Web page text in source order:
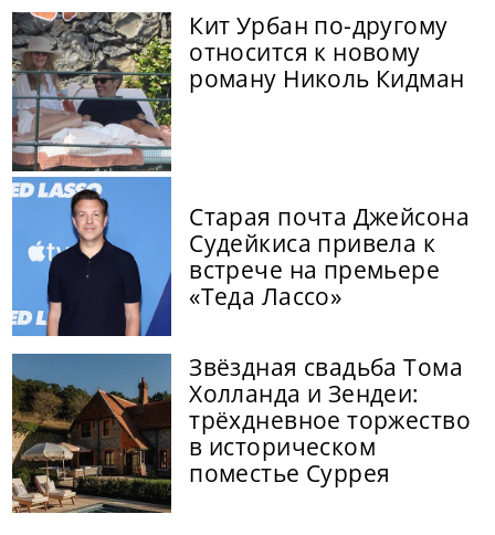
Кит Урбан по-другому
относится к новому
роману Николь Кидман
Старая почта Джейсона
Судейкиса привела к
встрече на премьере
«Теда Лассо»
Звёздная свадьба Тома
Холланда и Зендеи:
трёхдневное торжество
в историческом
поместье Суррея